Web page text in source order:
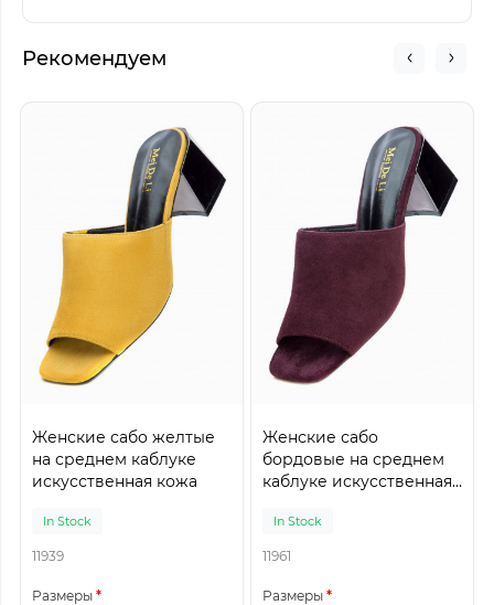
Рекомендуем
Женские сабо желтые
на среднем каблуке
искусственная кожа
In Stock
11939
Размеры
Женские сабо
бордовые на среднем
каблуке искусственная
In Stock
11961
Размеры